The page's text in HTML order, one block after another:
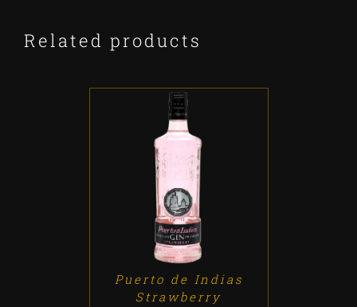
Related products
ADD TO CART
Puerto de Indias
Strawberry